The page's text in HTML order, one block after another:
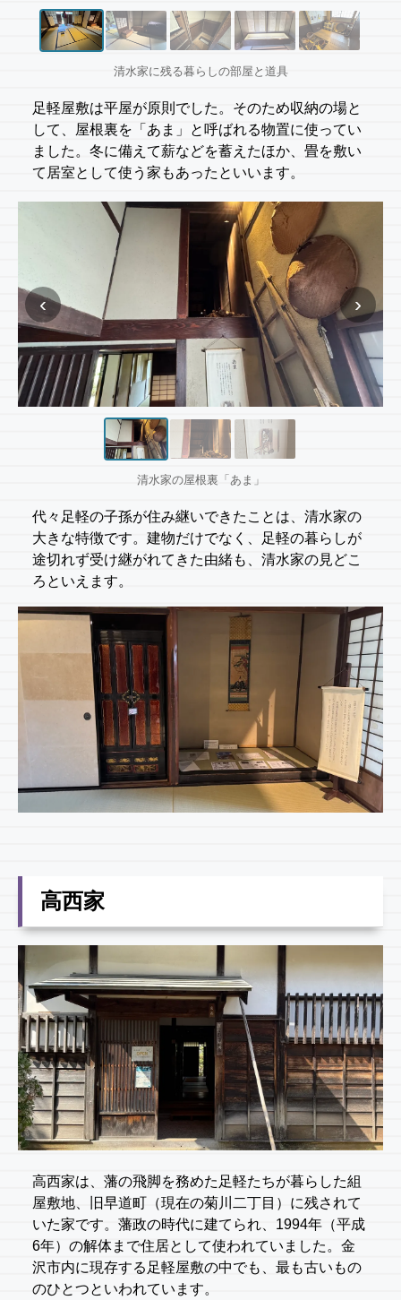
清水家に残る暮らしの部屋と道具
足軽屋敷は平屋が原則でした。そのため収納の場と
して、屋根裏を「あま」と呼ばれる物置に使ってい
ました。冬に備えて薪などを蓄えたほか、畳を敷い
て居室として使う家もあったといいます。
‹ ›
清水家の屋根裏「あま」
代々足軽の子孫が住み継いできたことは、清水家の
大きな特徴です。建物だけでなく、足軽の暮らしが
途切れず受け継がれてきた由緒も、清水家の見どこ
ろといえます。
高西家
高西家は、藩の飛脚を務めた足軽たちが暮らした組
屋敷地、旧早道町（現在の菊川二丁目）に残されて
いた家です。藩政の時代に建てられ、1994年（平成
6年）の解体まで住居として使われていました。金
沢市内に現存する足軽屋敷の中でも、最も古いもの
のひとつといわれています。